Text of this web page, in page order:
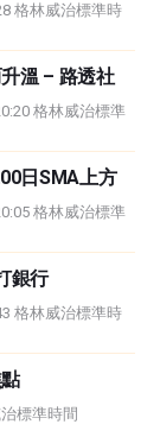
格林威治標準時
溫 – 路透社
格林威治標準
日SMA上方
格林威治標準
銀行
格林威治標準時
標準時間